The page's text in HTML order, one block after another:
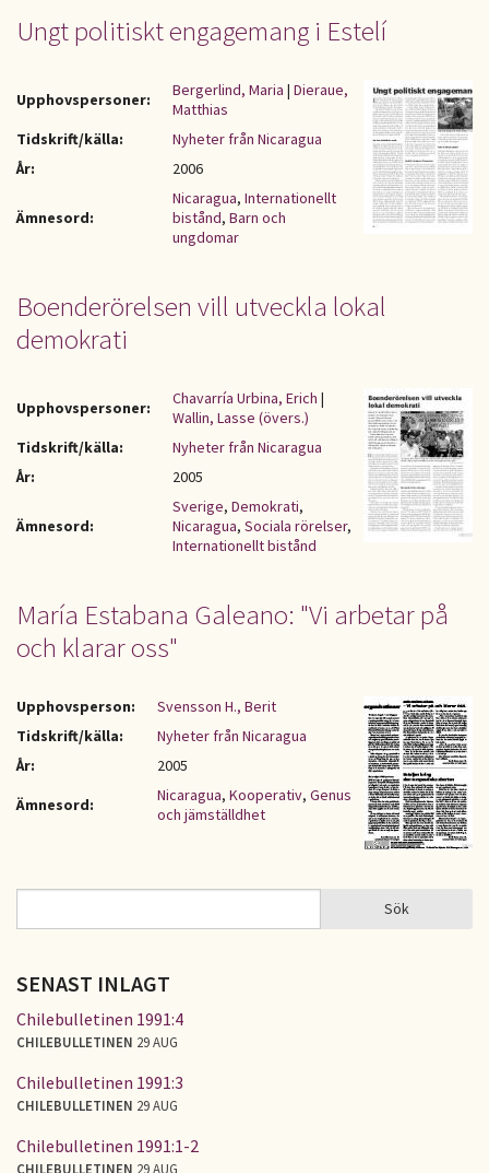
Ungt politiskt engagemang i Estelí
Upphovspersoner: Bergerlind, Maria | Dieraue,
Matthias
Tidskrift/källa:
Nyheter från Nicaragua
År:
2006
Ämnesord:
Nicaragua, Internationellt
bistånd, Barn och
ungdomar
Boenderörelsen vill utveckla lokal
demokrati
Upphovspersoner: Chavarría Urbina, Erich |
Wallin, Lasse (övers.)
Tidskrift/källa:
Nyheter från Nicaragua
År:
2005
Ämnesord:
Sverige, Demokrati,
Nicaragua, Sociala rörelser,
Internationellt bistånd
María Estabana Galeano: "Vi arbetar på
och klarar oss"
Upphovsperson:
Svensson H., Berit
Tidskrift/källa:
Nyheter från Nicaragua
År:
2005
Ämnesord:
Nicaragua, Kooperativ, Genus
och jämställdhet
SÖKFORMULÄR Sök
SENAST INLAGT
Chilebulletinen 1991:4
CHILEBULLETINEN 29 AUG
Chilebulletinen 1991:3
CHILEBULLETINEN 29 AUG
Chilebulletinen 1991:1-2
CHILEBULLETINEN 29 AUG